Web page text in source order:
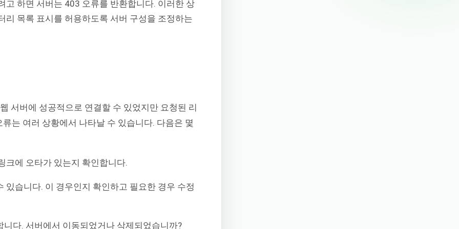
고 하면 서버는 403 오류를 반환합니다. 이러한 상
리 목록 표시를 허용하도록 서버 구성을 조정하는
서버에 성공적으로 연결할 수 있었지만 요청된 리
는 여러 상황에서 나타날 수 있습니다. 다음은 몇
크에 오타가 있는지 확인합니다.
있습니다. 이 경우인지 확인하고 필요한 경우 수정
다. 서버에서 이동되었거나 삭제되었습니까?